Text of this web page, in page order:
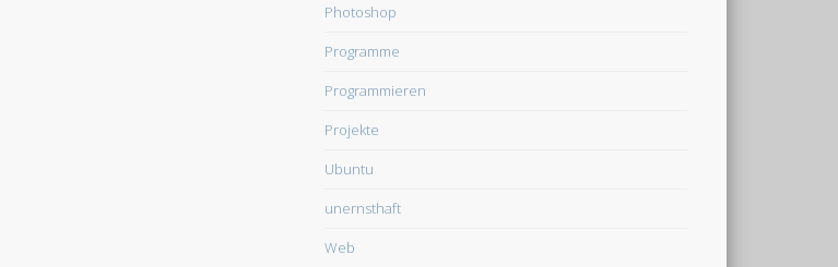
Photoshop
Programme
Programmieren
Projekte
Ubuntu
unernsthaft
Web